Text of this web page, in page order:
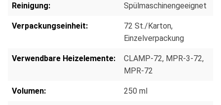
Reinigung: Spülmaschinengeeignet
Verpackungseinheit: 72 St./Karton,
Einzelverpackung
Verwendbare Heizelemente: CLAMP-72, MPR-3-72,
MPR-72
Volumen: 250 ml